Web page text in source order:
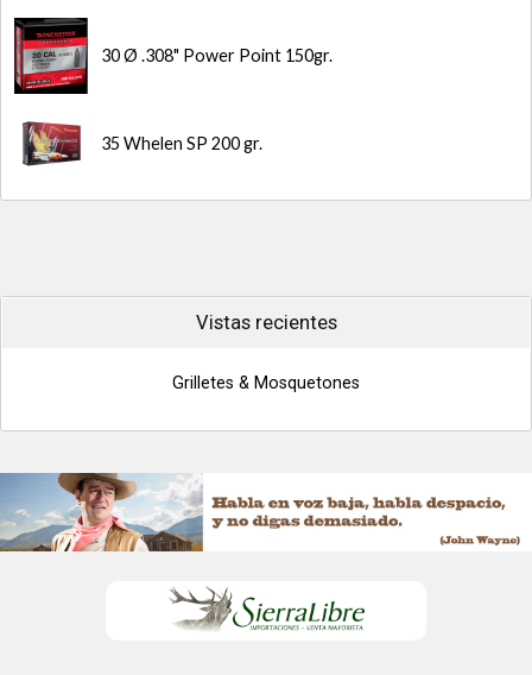
30 Ø .308" Power Point 150gr.
35 Whelen SP 200 gr.
Vistas recientes
Grilletes & Mosquetones